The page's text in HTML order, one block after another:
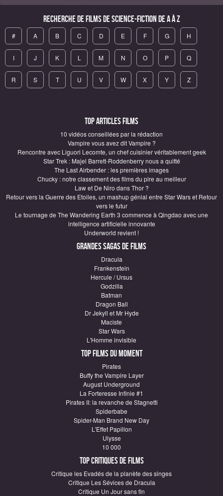
Recherche de Films de science-fiction de A à Z
# A B C D E F G H
I J K L M N O P Q
R S T U V W X Y Z
Top articles Films
10 vidéos conseillées par la rédaction
Vampire vous avez dit Vampire ?
Rencontre avec Liguori Lecomte, un chef cuisinier véritablement geek
Star Trek : Majel Barrett-Roddenberry nous a quitté
The Last Airbender : les premières images
Chucky : notre classement des films du pire au meilleur
Law et De Niro dans Thor ?
Retour vers la Guerre des Etoiles, un mashup génial entre Star Wars et Retour
vers le futur
Le tournage de The Wandering Earth 3 commence à Qingdao avec une
intelligence artificielle innovante
Underworld revient !
Grandes sagas de Films
Dracula
Frankenstein
Hercule / Ursus
Godzilla
Batman
Dragon Ball
Dr Jekyll et Mr Hyde
Maciste
Star Wars
L'Homme invisible
Top Films du moment
Pirates
Buffy the Vampire Layer
August Underground
La Forteresse Infinie #1
Pirates II: la revanche de Stagnetti
Spiderbabe
Spider-Man Brand New Day
L'Effet Papillon
Ulysse
10 000
Top critiques de Films
Critique les Evadés de la planète des singes
Critique Les Sévices de Dracula
Critique Un Jour sans fin